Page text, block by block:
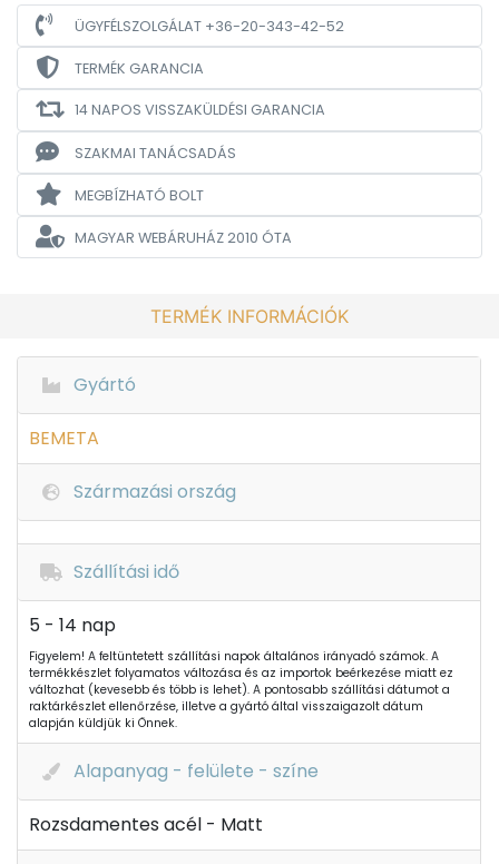
ÜGYFÉLSZOLGÁLAT +36-20-343-42-52
TERMÉK GARANCIA
14 NAPOS VISSZAKÜLDÉSI GARANCIA
SZAKMAI TANÁCSADÁS
MEGBÍZHATÓ BOLT
MAGYAR WEBÁRUHÁZ2010 ÓTA
TERMÉK INFORMÁCIÓK
Gyártó
BEMETA
Származási ország
Szállítási idő
5 - 14 nap
Figyelem! A feltüntetett szállítási napok általános irányadó számok. A
termékkészlet folyamatos változása és az importok beérkezése miatt ez
változhat (kevesebb és több is lehet). A pontosabb szállítási dátumot a
raktárkészlet ellenőrzése, illetve a gyártó által visszaigazolt dátum
alapján küldjük ki Önnek.
Alapanyag - felülete - színe
Rozsdamentes acél - Matt